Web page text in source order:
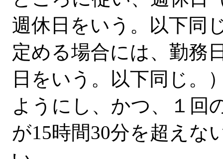
週休日をいう。以下同
定める場合には、勤務
日をいう。以下同じ。
ようにし、かつ、１回
が15時間30分を超えな